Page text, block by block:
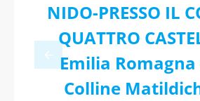
NIDO-PRESSO IL
QUATTRO
Emilia
Colline